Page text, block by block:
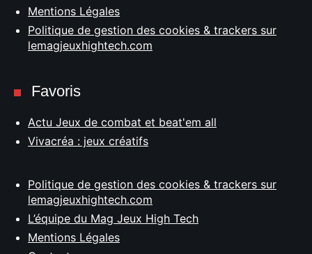
Mentions Légales
Politique de gestion des cookies & trackers sur
lemagjeuxhightech.com
Favoris
Actu Jeux de combat et beat'em all
Vivacréa : jeux créatifs
Politique de gestion des cookies & trackers sur
lemagjeuxhightech.com
L’équipe du Mag Jeux High Tech
Mentions Légales